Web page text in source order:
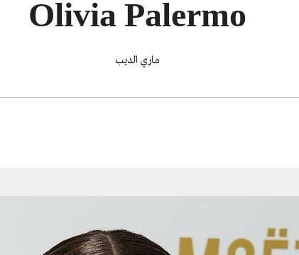
Olivia Palermo
ماري الديب